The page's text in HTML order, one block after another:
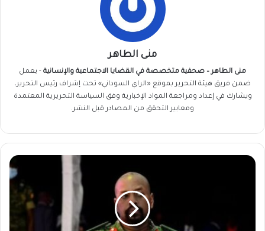
منى الطاهر
منى الطاهر – صحفية متخصصة في القضايا الاجتماعية والإنسانية - يعمل
ضمن فريق هيئة التحرير بموقع «الراي السوداني» تحت إشراف رئيس التحرير،
ويشارك في إعداد ومراجعة المواد الإخبارية وفق السياسة التحريرية المعتمدة
ومعايير التحقق من المصادر قبل النشر.
أوغندا